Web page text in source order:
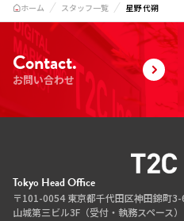
ホーム スタッフ一覧 星野 代朔
Contact.
お問い合わせ
Tokyo Head Office
〒101-0054 東京都千代田区神田錦町3-
山城第三ビル3F（受付・執務スペース）